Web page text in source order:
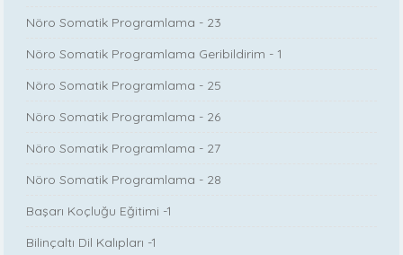
Nöro Somatik Programlama - 23
Nöro Somatik Programlama Geribildirim - 1
Nöro Somatik Programlama - 25
Nöro Somatik Programlama - 26
Nöro Somatik Programlama - 27
Nöro Somatik Programlama - 28
Başarı Koçluğu Eğitimi -1
Bilinçaltı Dil Kalıpları -1